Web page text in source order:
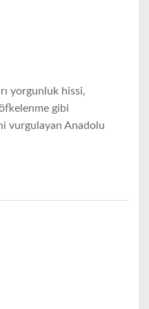
yorgunluk hissi,
gibi
vurgulayan Anadolu